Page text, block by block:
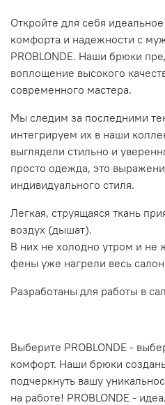
Откройте для себя
комфорта и надежности с
PROBLONDE. Наши брюки
воплощение высокого
современного мастера.
Мы следим за последними
интегрируем их в наши
выглядели стильно и
просто одежда, это
индивидуального стиля.
Легкая, струящаяся ткань
воздух (дышат).
В них не холодно утром и не
фены уже нагрели весь
Разработаны для работы в
Выберите PROBLONDE -
комфорт. Наши брюки
подчеркнуть вашу
на работе! PROBLONDE -